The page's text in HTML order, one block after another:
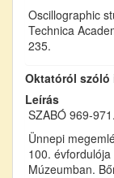
Oscillographic
Technica
235.
Oktatóról szóló
Leírás
SZABÓ 969-971.
Ünnepi
100.
Múzeumban.